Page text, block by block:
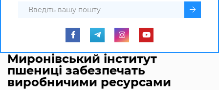
Миронівський інститут
пшениці забезпечать
виробничими ресурсами